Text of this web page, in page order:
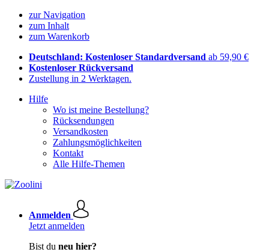
zur Navigation
zum Inhalt
zum Warenkorb
Deutschland: Kostenloser Standardversand ab 59,90 €
Kostenloser Rückversand
Zustellung in 2 Werktagen.
Hilfe
Wo ist meine Bestellung?
Rücksendungen
Versandkosten
Zahlungsmöglichkeiten
Kontakt
Alle Hilfe-Themen
Anmelden
Jetzt anmelden
Bist du neu hier?